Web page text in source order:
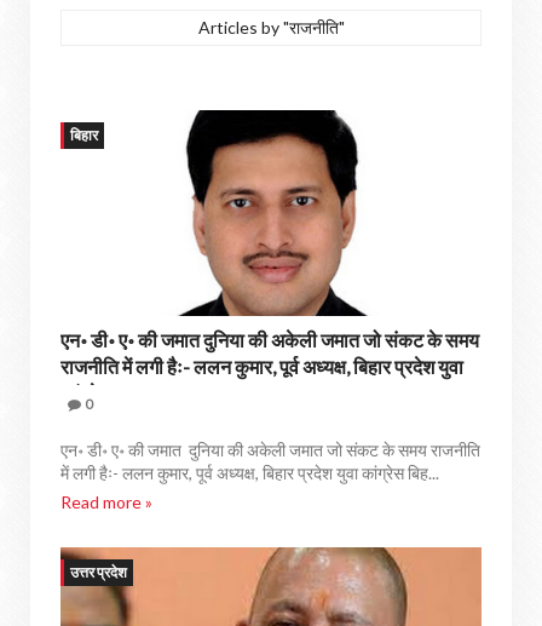
Articles by "राजनीति"
बिहार
एन॰ डी॰ ए॰ की जमात दुनिया की अकेली जमात जो संकट के समय
राजनीति में लगी हैः- ललन कुमार, पूर्व अध्यक्ष, बिहार प्रदेश युवा
कांग्रेस
0
एन॰ डी॰ ए॰ की जमात दुनिया की अकेली जमात जो संकट के समय राजनीति
में लगी हैः- ललन कुमार, पूर्व अध्यक्ष, बिहार प्रदेश युवा कांग्रेस बिह...
Read more »
उत्तर प्रदेश